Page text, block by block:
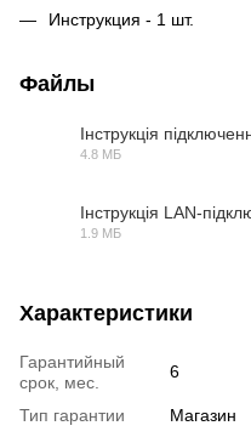
Инструкция - 1 шт.
Файлы
Інструкція
4.8 МБ
Інструкція LAN-
1.9 МБ
Характеристики
Гарантийный
срок, мес.
6
Тип гарантии
Магазин